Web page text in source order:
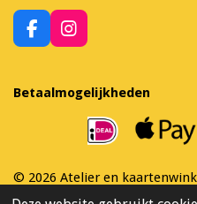
F
a
e
b
I
n
a
m
Betaalmogelijkheden
© 2026 Atelier en
Powered byJouwWeb